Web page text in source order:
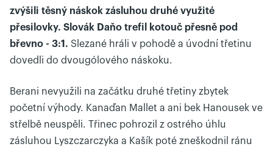
zvýšili těsný náskok zásluhou druhé využité
přesilovky. Slovák Daňo trefil kotouč přesně pod
břevno - 3:1. Slezané hráli v pohodě a úvodní třetinu
dovedli do dvougólového náskoku.
Berani nevyužili na začátku druhé třetiny zbytek
početní výhody. Kanaďan Mallet a ani bek Hanousek ve
střelbě neuspěli. Třinec pohrozil z ostrého úhlu
zásluhou Lyszczarczyka a Kašík poté zneškodnil ránu